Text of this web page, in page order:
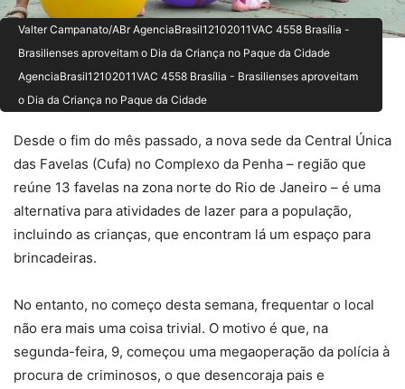
Valter Campanato/ABr AgenciaBrasil12102011VAC 4558 Brasília -
Brasilienses aproveitam o Dia da Criança no Paque da Cidade
AgenciaBrasil12102011VAC 4558 Brasília - Brasilienses aproveitam
o Dia da Criança no Paque da Cidade
Desde o fim do mês passado, a nova sede da Central Única
das Favelas (Cufa) no Complexo da Penha – região que
reúne 13 favelas na zona norte do Rio de Janeiro – é uma
alternativa para atividades de lazer para a população,
incluindo as crianças, que encontram lá um espaço para
brincadeiras.
No entanto, no começo desta semana, frequentar o local
não era mais uma coisa trivial. O motivo é que, na
segunda-feira, 9, começou uma megaoperação da polícia à
procura de criminosos, o que desencoraja pais e